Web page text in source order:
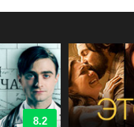
8.2